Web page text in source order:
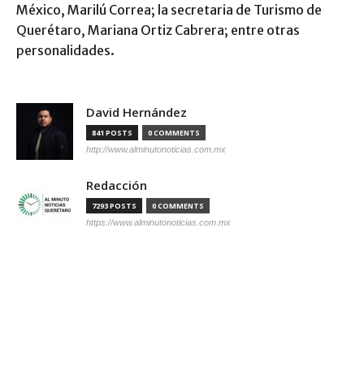
México, Marilú Correa; la secretaria de Turismo de
Querétaro, Mariana Ortiz Cabrera; entre otras
personalidades.
David Hernández
841 POSTS 0 COMMENTS
http://www.alminutonoticias.com.mx
Redacción
7293 POSTS 0 COMMENTS
https://www.alminutonoticias.com.mx